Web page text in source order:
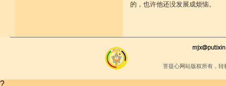
的，也许他还没发展成烦恼。
菩提心网站版权所有，
?